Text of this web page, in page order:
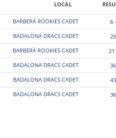
LOCAL
BARBERÀ ROOKIES CADET 6
BADALONA DRACS CADET
BARBERÀ ROOKIES CADET 21
BADALONA DRACS CADET
BADALONA DRACS CADET
BADALONA DRACS CADET